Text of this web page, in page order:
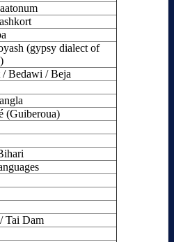
(gypsy dialect of
/ Bedawi / Beja
(Guiberoua)
Tai Dam